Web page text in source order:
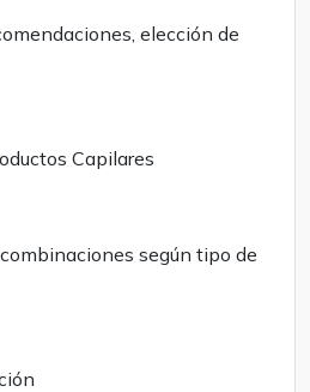
elección de
Capilares
según tipo de